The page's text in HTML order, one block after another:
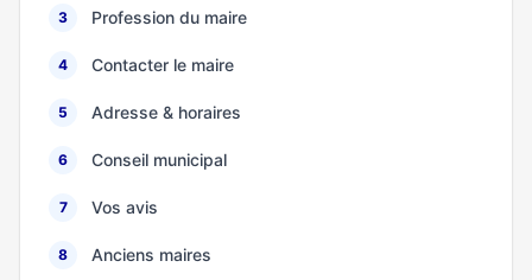
3 Profession du maire
4 Contacter le maire
5 Adresse & horaires
6 Conseil municipal
7 Vos avis
8 Anciens maires